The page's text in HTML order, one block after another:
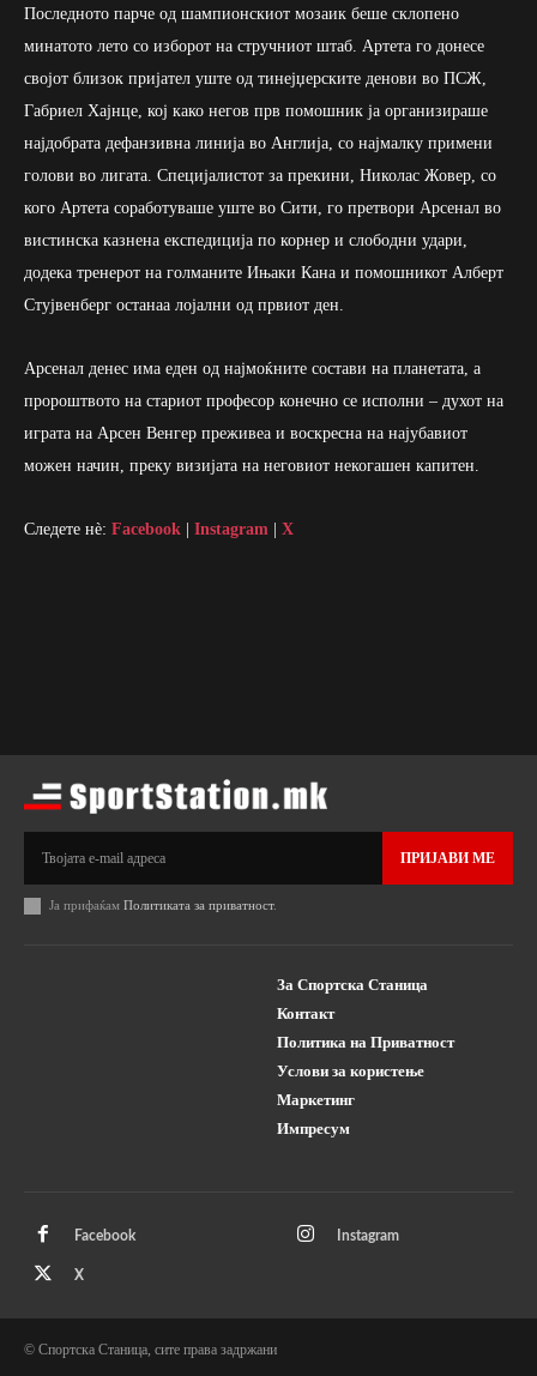
Последното парче од шампионскиот мозаик беше склопено
минатото лето со изборот на стручниот штаб. Артета го донесе
својот близок пријател уште од тинејџерските денови во ПСЖ,
Габриел Хајнце, кој како негов прв помошник ја организираше
најдобрата дефанзивна линија во Англија, со најмалку примени
голови во лигата. Специјалистот за прекини, Николас Жовер, со
кого Артета соработуваше уште во Сити, го претвори Арсенал во
вистинска казнена експедиција по корнер и слободни удари,
додека тренерот на голманите Ињаки Кана и помошникот Алберт
Стујвенберг останаа лојални од првиот ден.
Арсенал денес има еден од најмоќните состави на планетата, a
пророштвото на стариот професор конечно се исполни – духот на
играта на Арсен Венгер преживеа и воскресна на најубавиот
можен начин, преку визијата на неговиот некогашен капитен.
Следете нè: Facebook Instagram X
ПРИЈАВИ МЕ
Ја прифаќам Политиката за приватност.
За Спортска Станица
Контакт
Политика на Приватност
Услови за користење
Маркетинг
Импресум
Facebook Instagram
X
© Спортска Станица, сите права задржани